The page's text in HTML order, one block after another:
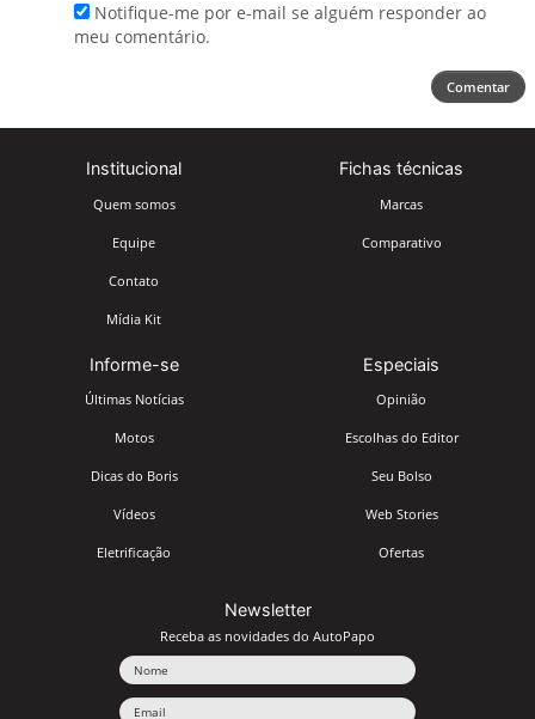
Notifique-me por e-mail se alguém responder ao
meu comentário.
Comentar
Institucional
Quem somos
Equipe
Contato
Mídia Kit
Fichas técnicas
Marcas
Comparativo
Informe-se
Últimas Notícias
Motos
Dicas do Boris
Vídeos
Eletrificação
Especiais
Opinião
Escolhas do Editor
Seu Bolso
Web Stories
Ofertas
Newsletter
Receba as novidades do AutoPapo